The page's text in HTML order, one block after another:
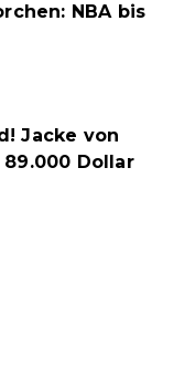
NBA bis
Jacke von
Dollar